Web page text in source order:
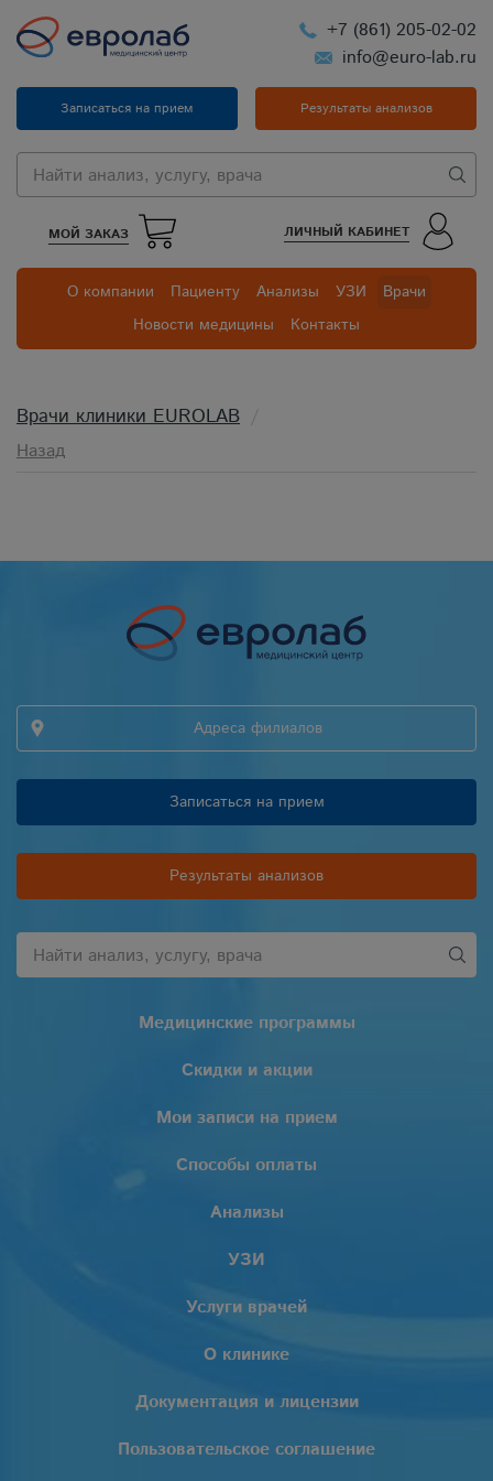
+7 (861) 205-02-02
info@euro-lab.ru
Записаться на прием Результаты анализов
МОЙ ЗАКАЗ ЛИЧНЫЙ КАБИНЕТ
О компании Пациенту Анализы УЗИ
Врачи
Новости медицины
Контакты
Врачи клиники EUROLAB
Назад
Адреса филиалов
Записаться на прием
Результаты анализов
Медицинские программы
Скидки и акции
Мои записи на прием
Способы оплаты
Анализы
УЗИ
Услуги врачей
О клинике
Документация и лицензии
Пользовательское соглашение